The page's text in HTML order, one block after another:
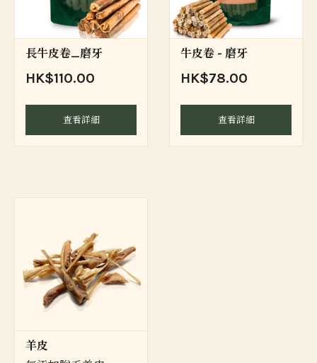
長牛皮卷_磨牙
HK$110.00
查看詳細
牛皮卷 - 磨牙
HK$78.00
查看詳細
羊皮